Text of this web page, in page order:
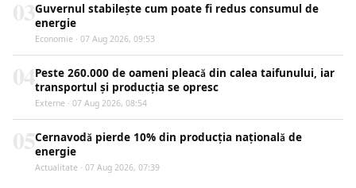
Guvernul stabilește cum poate fi redus consumul de
energie
Economie · 07 Aug 2026, 09:53
Peste 260.000 de oameni pleacă din calea taifunului, iar
transportul și producția se opresc
Externe · 07 Aug 2026, 08:54
Cernavodă pierde 10% din producția națională de
energie
Actualitate · 07 Aug 2026, 07:39